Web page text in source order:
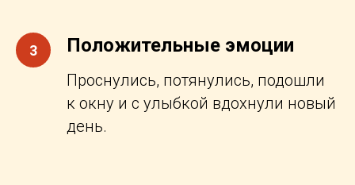
3 Положительные эмоции
Проснулись, потянулись, подошли
к окну и с улыбкой вдохнули новый
день.